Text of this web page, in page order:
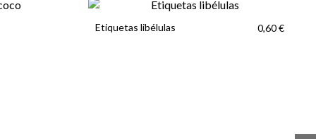
Etiquetas libélulas 0,60 €